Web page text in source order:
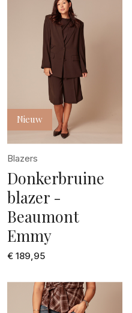
Nieuw
Blazers
Donkerbruine
blazer -
Beaumont
Emmy
€ 189,95